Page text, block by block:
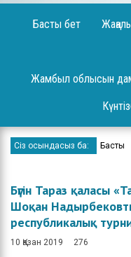
Басты бет
Жамбыл облысын
Сіз осындасыз ба: Басты
Бүгін Тараз қаласы
Шоқан Надырбековты
республикалық
10 Қазан 2019 276